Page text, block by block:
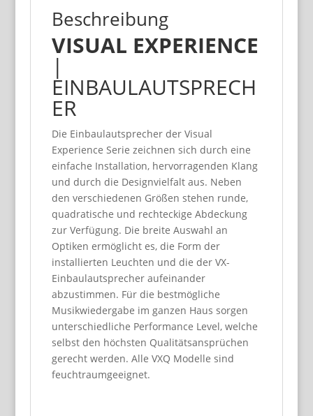
Beschreibung
VISUAL EXPERIENCE
|
EINBAULAUTSPRECH
ER
Die Einbaulautsprecher der Visual
Experience Serie zeichnen sich durch eine
einfache Installation, hervorragenden Klang
und durch die Designvielfalt aus. Neben
den verschiedenen Größen stehen runde,
quadratische und rechteckige Abdeckung
zur Verfügung. Die breite Auswahl an
Optiken ermöglicht es, die Form der
installierten Leuchten und die der VX-
Einbaulautsprecher aufeinander
abzustimmen. Für die bestmögliche
Musikwiedergabe im ganzen Haus sorgen
unterschiedliche Performance Level, welche
selbst den höchsten Qualitätsansprüchen
gerecht werden. Alle VXQ Modelle sind
feuchtraumgeeignet.